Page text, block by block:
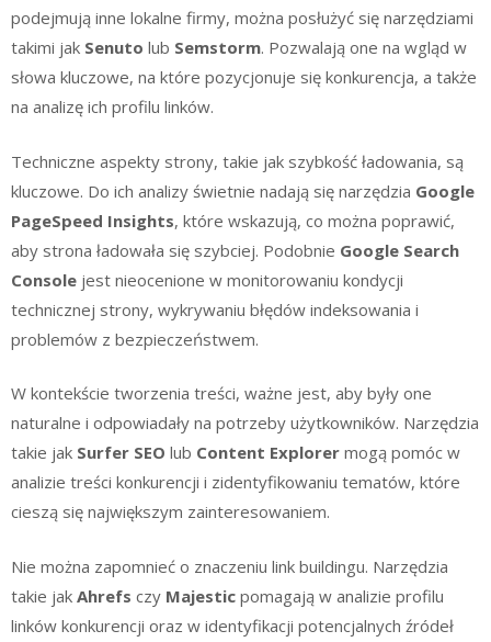
podejmują inne lokalne firmy, można posłużyć się narzędziami
takimi jak Senuto lub Semstorm. Pozwalają one na wgląd w
słowa kluczowe, na które pozycjonuje się konkurencja, a także
na analizę ich profilu linków.
Techniczne aspekty strony, takie jak szybkość ładowania, są
kluczowe. Do ich analizy świetnie nadają się narzędzia Google
PageSpeed Insights, które wskazują, co można poprawić,
aby strona ładowała się szybciej. Podobnie Google Search
Console jest nieocenione w monitorowaniu kondycji
technicznej strony, wykrywaniu błędów indeksowania i
problemów z bezpieczeństwem.
W kontekście tworzenia treści, ważne jest, aby były one
naturalne i odpowiadały na potrzeby użytkowników. Narzędzia
takie jak Surfer SEO lub Content Explorer mogą pomóc w
analizie treści konkurencji i zidentyfikowaniu tematów, które
cieszą się największym zainteresowaniem.
Nie można zapomnieć o znaczeniu link buildingu. Narzędzia
takie jak Ahrefs czy Majestic pomagają w analizie profilu
linków konkurencji oraz w identyfikacji potencjalnych źródeł